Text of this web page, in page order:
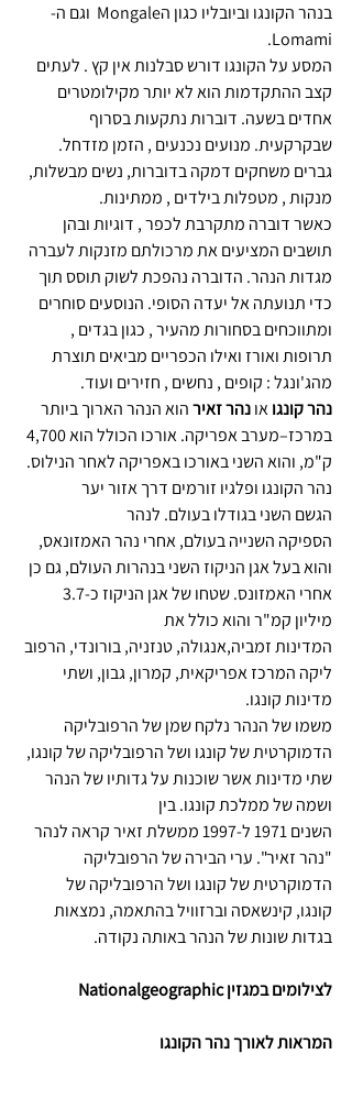
בנהר הקונגו וביובליו כגון הMongale  וגם ה-
Lomami.
המסע על הקונגו דורש סבלנות אין קץ . לעתים
קצב ההתקדמות הוא לא יותר מקילומטרים
אחדים בשעה. דוברות נתקעות בסרוף
שבקרקעית. מנועים נכנעים , הזמן מזדחל.
גברים משחקים דמקה בדוברות, נשים מבשלות,
מנקות , מטפלות בילדים , ממתינות.
כאשר דוברה מתקרבת לכפר , דוגיות ובהן
תושבים המציעים את מרכולתם מזנקות לעברה
מגדות הנהר. הדוברה נהפכת לשוק תוסס תוך
כדי תנועתה אל יעדה הסופי. הנוסעים סוחרים
ומתווכחים בסחורות מהעיר , כגון בגדים ,
תרופות ואורז ואילו הכפריים מביאים תוצרת
מהג'ונגל : קופים , נחשים , חזירים ועוד.
נהר קונגו או נהר זאיר הוא הנהר הארוך ביותר
ק"מ, והוא השני באורכו באפריקה לאחר הנילוס.
נהר הקונגו ופלגיו זורמים דרך אזור יער
הגשם השני בגודלו בעולם. לנהר
הספיקה השנייה בעולם, אחרי נהר האמזונאס,
והוא בעל אגן הניקוז השני בנהרות העולם, גם כן
מיליון קמ"ר והוא כולל את
המדינות זמביה,אנגולה, טנזניה, בורונדי, הרפוב
ליקה המרכז אפריקאית, קמרון, גבון, ושתי
מדינות קונגו.
משמו של הנהר נלקח שמן של הרפובליקה
הדמוקרטית של קונגו ושל הרפובליקה של קונגו,
שתי מדינות אשר שוכנות על גדותיו של הנהר
ושמה של ממלכת קונגו. בין
השנים 1971 ל-1997 ממשלת זאיר קראה לנהר
"נהר זאיר". ערי הבירה של הרפובליקה
הדמוקרטית של קונגו ושל הרפובליקה של
קונגו, קינשאסה וברזוויל בהתאמה, נמצאות
בגדות שונות של הנהר באותה נקודה.
לצילומים במגזין Nationalgeographic
המראות לאורך נהר הקונגו